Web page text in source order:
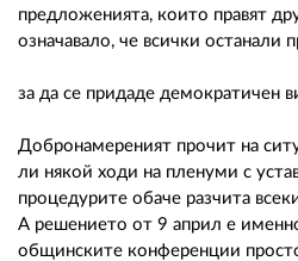
предложенията, които правят
означавало, че всички останали
за да се придаде демократичен
Добронамереният прочит на
ли някой ходи на пленуми с
процедурите обаче разчита
А решението от 9 април е
общинските конференции